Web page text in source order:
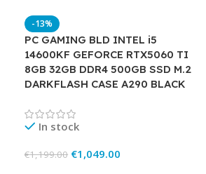
-13%
PC GAMING BLD INTEL i5
14600KF GEFORCE RTX5060 TI
8GB 32GB DDR4 500GB SSD M.2
DARKFLASH CASE A290 BLACK
In stock
€1,199.00 €1,049.00